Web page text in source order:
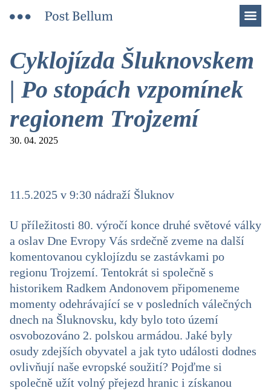
Cyklojízda Šluknovskem
| Po stopách vzpomínek
regionem Trojzemí
30. 04. 2025
11.5.2025 v 9:30 nádraží Šluknov
U příležitosti 80. výročí konce druhé světové války
a oslav Dne Evropy Vás srdečně zveme na další
komentovanou cyklojízdu se zastávkami po
regionu Trojzemí. Tentokrát si společně s
historikem Radkem Andonovem připomeneme
momenty odehrávající se v posledních válečných
dnech na Šluknovsku, kdy bylo toto území
osvobozováno 2. polskou armádou. Jaké byly
osudy zdejších obyvatel a jak tyto události dodnes
ovlivňují naše evropské soužití? Pojďme si
společně užít volný přejezd hranic i získanou